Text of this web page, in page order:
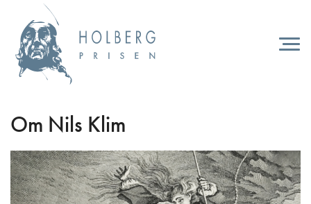
hovedinnhold
Om Nils Klim